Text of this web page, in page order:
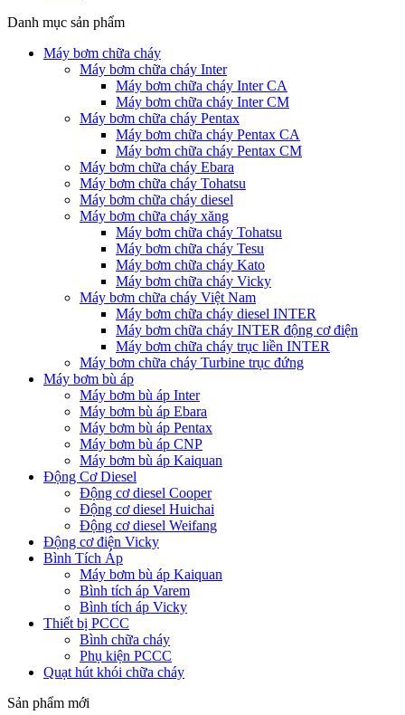
Danh mục sản phẩm
Máy bơm chữa cháy
Máy bơm chữa cháy Inter
Máy bơm chữa cháy Inter CA
Máy bơm chữa cháy Inter CM
Máy bơm chữa cháy Pentax
Máy bơm chữa cháy Pentax CA
Máy bơm chữa cháy Pentax CM
Máy bơm chữa cháy Ebara
Máy bơm chữa cháy Tohatsu
Máy bơm chữa cháy diesel
Máy bơm chữa cháy xăng
Máy bơm chữa cháy Tohatsu
Máy bơm chữa cháy Tesu
Máy bơm chữa cháy Kato
Máy bơm chữa cháy Vicky
Máy bơm chữa cháy Việt Nam
Máy bơm chữa cháy diesel INTER
Máy bơm chữa cháy INTER động cơ điện
Máy bơm chữa cháy trục liền INTER
Máy bơm chữa cháy Turbine trục đứng
Máy bơm bù áp
Máy bơm bù áp Inter
Máy bơm bù áp Ebara
Máy bơm bù áp Pentax
Máy bơm bù áp CNP
Máy bơm bù áp Kaiquan
Động Cơ Diesel
Động cơ diesel Cooper
Động cơ diesel Huichai
Động cơ diesel Weifang
Động cơ điện Vicky
Bình Tích Áp
Máy bơm bù áp Kaiquan
Bình tích áp Varem
Bình tích áp Vicky
Thiết bị PCCC
Bình chữa cháy
Phụ kiện PCCC
Quạt hút khói chữa cháy
Sản phẩm mới